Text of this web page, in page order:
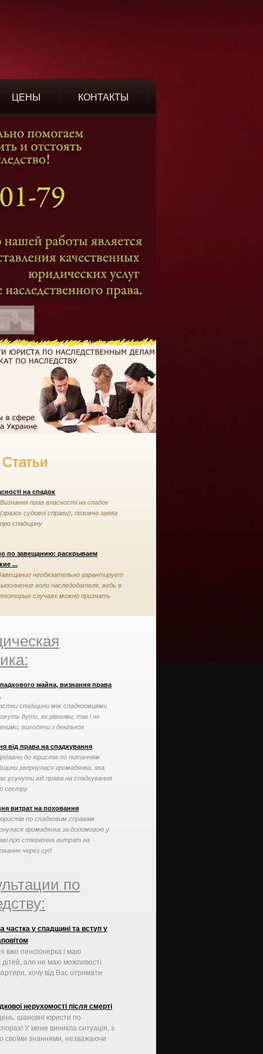
ЦЕНЫ КОНТАКТЫ
Статьи
на спадок
Визнання прав власності на спадок
(зразок судової справи), позовна заява
про спадщину
по завещанию: раскрываем
...
необязательно гарантирует
воли наследодателя, ведь в
случаях можно признать
майна, визнання права
спадщини між спадкоємцями
бути, як рівними, так і не
виходячи з декількох
від права на спадкування
до юристів по питанням
звернулася громадянка, яка
усунути від права на спадкування
сестру
витрат на поховання
по спадковим справам
громадянка за допомогою у
про стягнення витрат на
через суд
по
частка у спадщині та вступ у
я вже пенсіонерка і маю
дітей, але не маю можливості
хочу від Вас отримати
нерухомості після смерті
шановні юристи по
У мене виникла ситуація, з
своїми знаннями, незважаючи